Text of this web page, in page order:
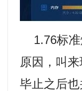
1.76标准
原因，叫
毕止之后